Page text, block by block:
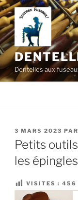
Aller
au
contenu
principal
Dentelles aux
PUBLIÉ
LE
3 MARS 2023 PAR
Petits
les épingles
VISITES : 456